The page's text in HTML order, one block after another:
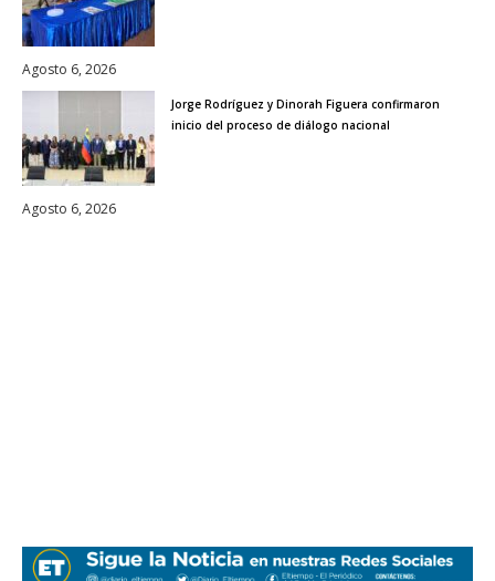
Agosto 6, 2026
Jorge Rodríguez y Dinorah Figuera confirmaron
inicio del proceso de diálogo nacional
Agosto 6, 2026